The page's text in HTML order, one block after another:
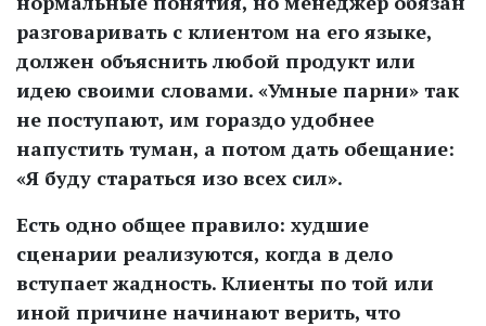
разговаривать с клиентом на его языке,
должен объяснить любой продукт или
идею своими словами. «Умные парни» так
не поступают, им гораздо удобнее
напустить туман, а потом дать обещание:
«Я буду стараться изо всех сил».
Есть одно общее правило: худшие
сценарии реализуются, когда в дело
вступает жадность. Клиенты по той или
иной причине начинают верить, что